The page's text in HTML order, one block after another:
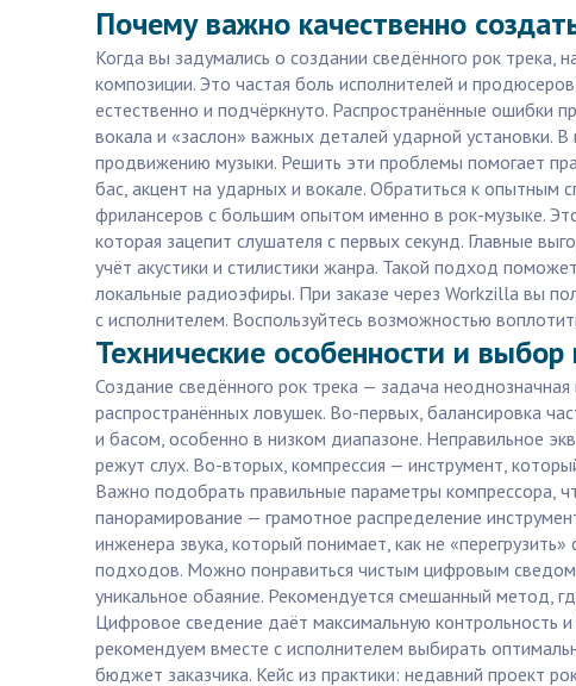
Почему важно качественно
Когда вы задумались о создании сведённого рок трека,
композиции. Это частая боль исполнителей и
естественно и подчёркнуто. Распространённые ошибки
вокала и «заслон» важных деталей ударной установки. В
продвижению музыки. Решить эти проблемы помогает
бас, акцент на ударных и вокале. Обратиться к
фрилансеров с большим опытом именно в рок-музыке.
которая зацепит слушателя с первых секунд. Главные
учёт акустики и стилистики жанра. Такой подход
локальные радиоэфиры. При заказе через Workzilla вы
с исполнителем. Воспользуйтесь возможностью
Технические особенности и
Создание сведённого рок трека — задача
распространённых ловушек. Во-первых, балансировка
и басом, особенно в низком диапазоне. Неправильное
режут слух. Во-вторых, компрессия — инструмент,
Важно подобрать правильные параметры компрессора,
панорамирование — грамотное распределение
инженера звука, который понимает, как не
подходов. Можно понравиться чистым цифровым сведом
уникальное обаяние. Рекомендуется смешанный метод,
Цифровое сведение даёт максимальную контрольность
рекомендуем вместе с исполнителем выбирать
бюджет заказчика. Кейс из практики: недавний проект